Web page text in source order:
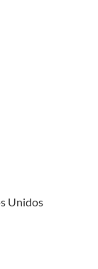
Unidos